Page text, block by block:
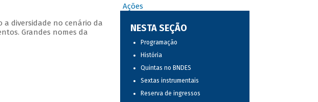
a diversidade no cenário da
Grandes nomes da
Ações
NESTA SEÇÃO
Programação
História
Quintas no BNDES
Sextas instrumentais
Reserva de ingressos